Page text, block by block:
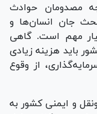
مصدومان حوادث
جان انسان‌ها و
مهم است. گاهی
باید هزینه زیادی
از وقوع
و ایمنی کشور به